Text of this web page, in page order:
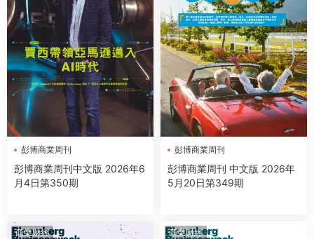
彭博商業周刊
彭博商業周刊中文版 2026年6
月4日第350期
彭博商業周刊
彭博商業周刊 中文版 2026年
5月20日第349期
商業财經 商業财經